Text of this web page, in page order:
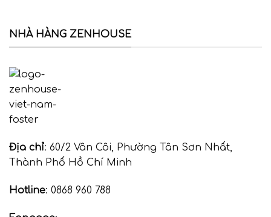
NHÀ HÀNG ZENHOUSE
Địa chỉ: 60/2 Vân Côi, Phường Tân Sơn Nhất,
Thành Phố Hồ Chí Minh
Hotline: 0868 960 788